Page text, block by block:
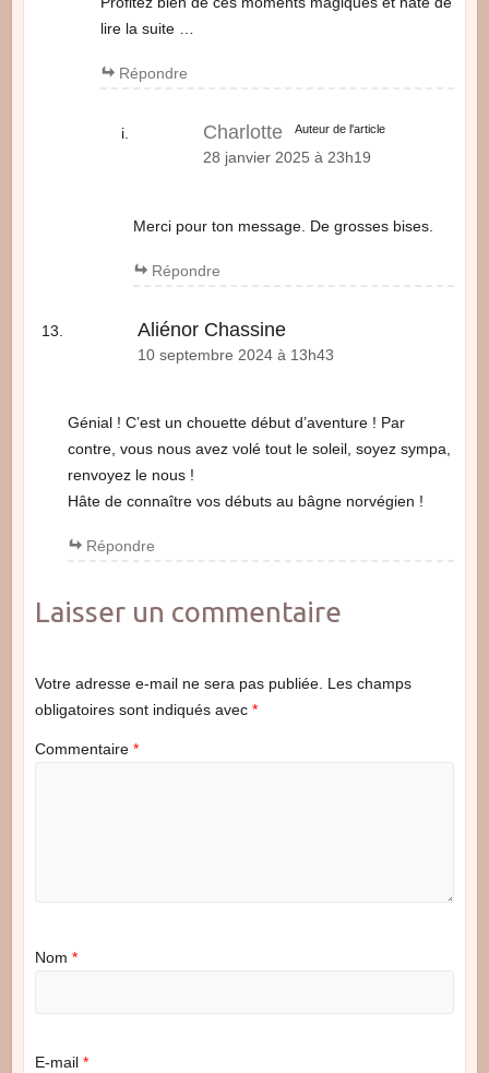
lire la suite …
Répondre
Charlotte Auteur de l'article
28 janvier 2025 à 23h19
Merci pour ton message. De grosses bises.
Répondre
Aliénor Chassine
10 septembre 2024 à 13h43
Génial ! C’est un chouette début d’aventure ! Par
contre, vous nous avez volé tout le soleil, soyez sympa,
renvoyez le nous !
Hâte de connaître vos débuts au bâgne norvégien !
Répondre
Laisser un commentaire
Votre adresse e-mail ne sera pas publiée. Les champs
obligatoires sont indiqués avec *
Commentaire *
Nom *
E-mail *